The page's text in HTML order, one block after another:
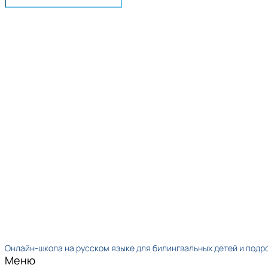
Онлайн-школа на русском языке для билингвальных детей и
Меню